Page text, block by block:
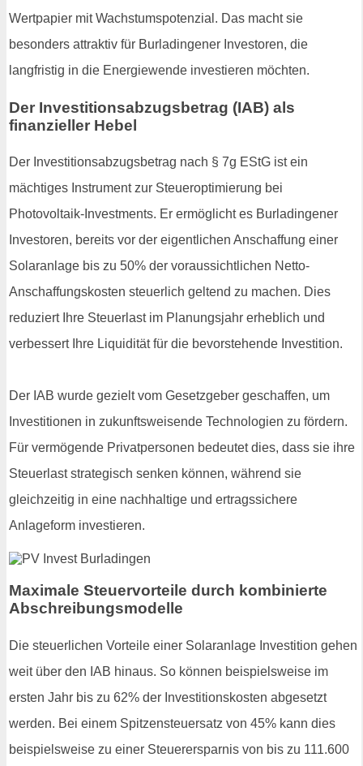
Wertpapier mit Wachstumspotenzial. Das macht sie
besonders attraktiv für Burladingener Investoren, die
langfristig in die Energiewende investieren möchten.
Der Investitionsabzugsbetrag (IAB) als
finanzieller Hebel
Der Investitionsabzugsbetrag nach § 7g EStG ist ein
mächtiges Instrument zur Steueroptimierung bei
Photovoltaik-Investments. Er ermöglicht es Burladingener
Investoren, bereits vor der eigentlichen Anschaffung einer
Solaranlage bis zu 50% der voraussichtlichen Netto-
Anschaffungskosten steuerlich geltend zu machen. Dies
reduziert Ihre Steuerlast im Planungsjahr erheblich und
verbessert Ihre Liquidität für die bevorstehende Investition.
Der IAB wurde gezielt vom Gesetzgeber geschaffen, um
Investitionen in zukunftsweisende Technologien zu fördern.
Für vermögende Privatpersonen bedeutet dies, dass sie ihre
Steuerlast strategisch senken können, während sie
gleichzeitig in eine nachhaltige und ertragssichere
Anlageform investieren.
Maximale Steuervorteile durch kombinierte
Abschreibungsmodelle
Die steuerlichen Vorteile einer Solaranlage Investition gehen
weit über den IAB hinaus. So können beispielsweise im
ersten Jahr bis zu 62% der Investitionskosten abgesetzt
werden. Bei einem Spitzensteuersatz von 45% kann dies
beispielsweise zu einer Steuerersparnis von bis zu 111.600